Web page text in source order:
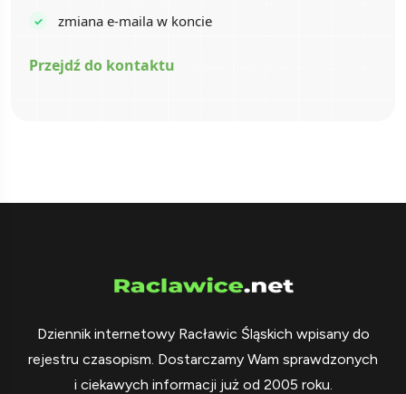
zmiana e-maila w koncie
Przejdź do kontaktu
Dziennik internetowy Racławic Śląskich wpisany do
rejestru czasopism. Dostarczamy Wam sprawdzonych
i ciekawych informacji już od 2005 roku.